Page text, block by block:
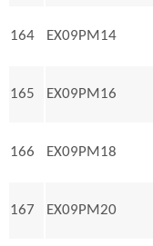
164 EX09PM14
165 EX09PM16
166 EX09PM18
167 EX09PM20